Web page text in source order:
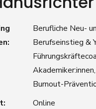
Berufliche Neu-
Berufseinstieg &
Burnout-
Online